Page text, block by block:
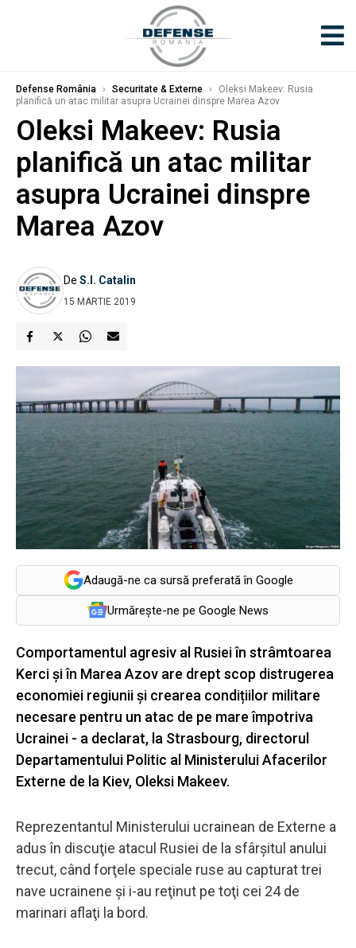
Defense România › Securitate & Externe ›
Oleksi Makeev: Rusia
planifică un atac militar asupra Ucrainei dinspre Marea Azov
Oleksi Makeev: Rusia
planifică un atac militar
asupra Ucrainei dinspre
Marea Azov
De S.I. Catalin
15 MARTIE 2019
Adaugă-ne ca sursă preferată în Google
Urmărește-ne pe Google News
Comportamentul agresiv al Rusiei în strâmtoarea
Kerci și în Marea Azov are drept scop distrugerea
economiei regiunii și crearea condițiilor militare
necesare pentru un atac de pe mare împotriva
Ucrainei - a declarat, la Strasbourg, directorul
Departamentului Politic al Ministerului Afacerilor
Externe de la Kiev, Oleksi Makeev.
Reprezentantul Ministerului ucrainean de Externe a
adus în discuţie atacul Rusiei de la sfârşitul anului
trecut, când forţele speciale ruse au capturat trei
nave ucrainene și i-au reţinut pe toţi cei 24 de
marinari aflaţi la bord.